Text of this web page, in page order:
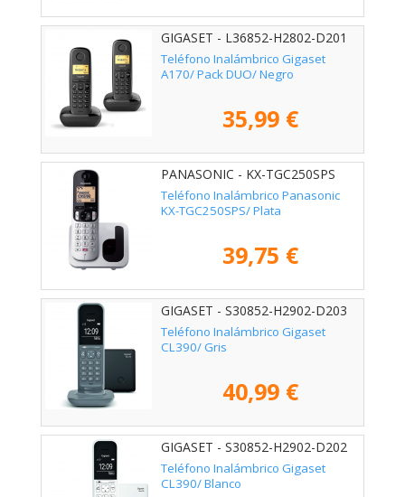
GIGASET - L36852-H2802-D201
Teléfono Inalámbrico Gigaset
A170/ Pack DUO/ Negro
35,99 €
PANASONIC - KX-TGC250SPS
Teléfono Inalámbrico Panasonic
KX-TGC250SPS/ Plata
39,75 €
GIGASET - S30852-H2902-D203
Teléfono Inalámbrico Gigaset
CL390/ Gris
40,99 €
GIGASET - S30852-H2902-D202
Teléfono Inalámbrico Gigaset
CL390/ Blanco